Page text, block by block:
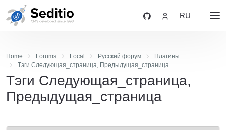
RU
Home Forums Local Русский форум
Плагины
Тэги Следующая_страница, Предыдущая_страница
Тэги Следующая_страница,
Предыдущая_страница